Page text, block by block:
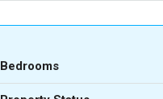
Bedrooms